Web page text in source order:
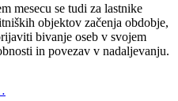
mesecu se tudi za lastnike
objektov začenja obdobje,
bivanje oseb v svojem
in povezav v nadaljevanju.